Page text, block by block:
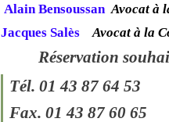
Alain Bensoussan Avocat à
Jacques Salès Avocat à la
Réservation
Tél. 01 43 87 64 53
Fax. 01 43 87 60 65